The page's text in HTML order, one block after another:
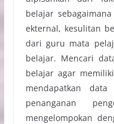
belajar
ekternal, kesulitan
dari guru mata
belajar. Mencari
belajar agar
mendapatkan
penanganan
mengelompokan